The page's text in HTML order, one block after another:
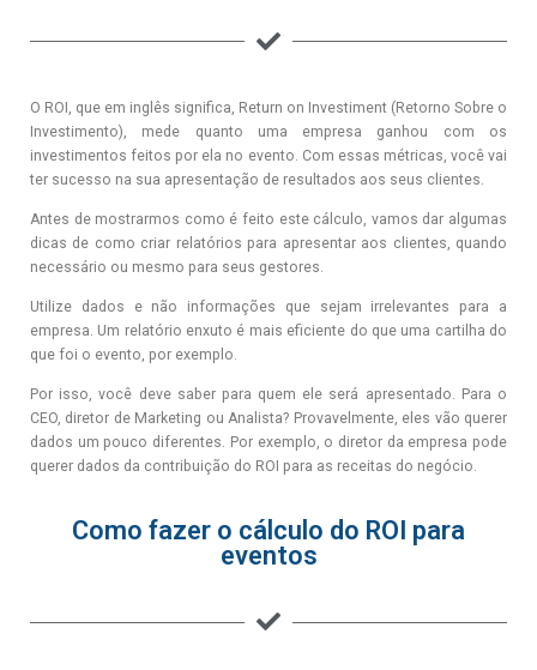
O ROI, que em inglês significa, Return on Investiment (Retorno Sobre o
Investimento), mede quanto uma empresa ganhou com os
investimentos feitos por ela no evento. Com essas métricas, você vai
ter sucesso na sua apresentação de resultados aos seus clientes.
Antes de mostrarmos como é feito este cálculo, vamos dar algumas
dicas de como criar relatórios para apresentar aos clientes, quando
necessário ou mesmo para seus gestores.
Utilize dados e não informações que sejam irrelevantes para a
empresa. Um relatório enxuto é mais eficiente do que uma cartilha do
que foi o evento, por exemplo.
Por isso, você deve saber para quem ele será apresentado. Para o
CEO, diretor de Marketing ou Analista? Provavelmente, eles vão querer
dados um pouco diferentes. Por exemplo, o diretor da empresa pode
querer dados da contribuição do ROI para as receitas do negócio.
Como fazer o cálculo do ROI para
eventos